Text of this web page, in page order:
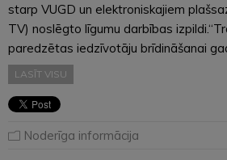
starp VUGD un elektroniskajiem
TV) noslēgto līgumu darbības
paredzētas iedzīvotāju brīdināšanai
LASĪT VISU
Noderīga informācija